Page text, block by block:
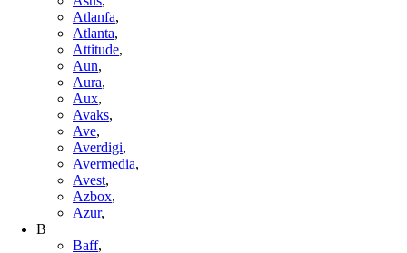
Atlanfa,
Atlanta,
Attitude,
Aun,
Aura,
Aux,
Avaks,
Ave,
Averdigi,
Avermedia,
Avest,
Azbox,
Azur,
B
Baff,